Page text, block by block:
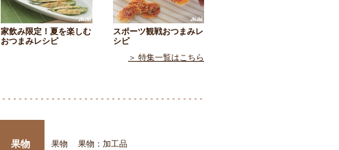
家飲み限定！夏を楽しむ
おつまみレシピ
スポーツ観戦おつまみレ
シピ
＞ 特集一覧はこちら
果物 果物 果物：加工品